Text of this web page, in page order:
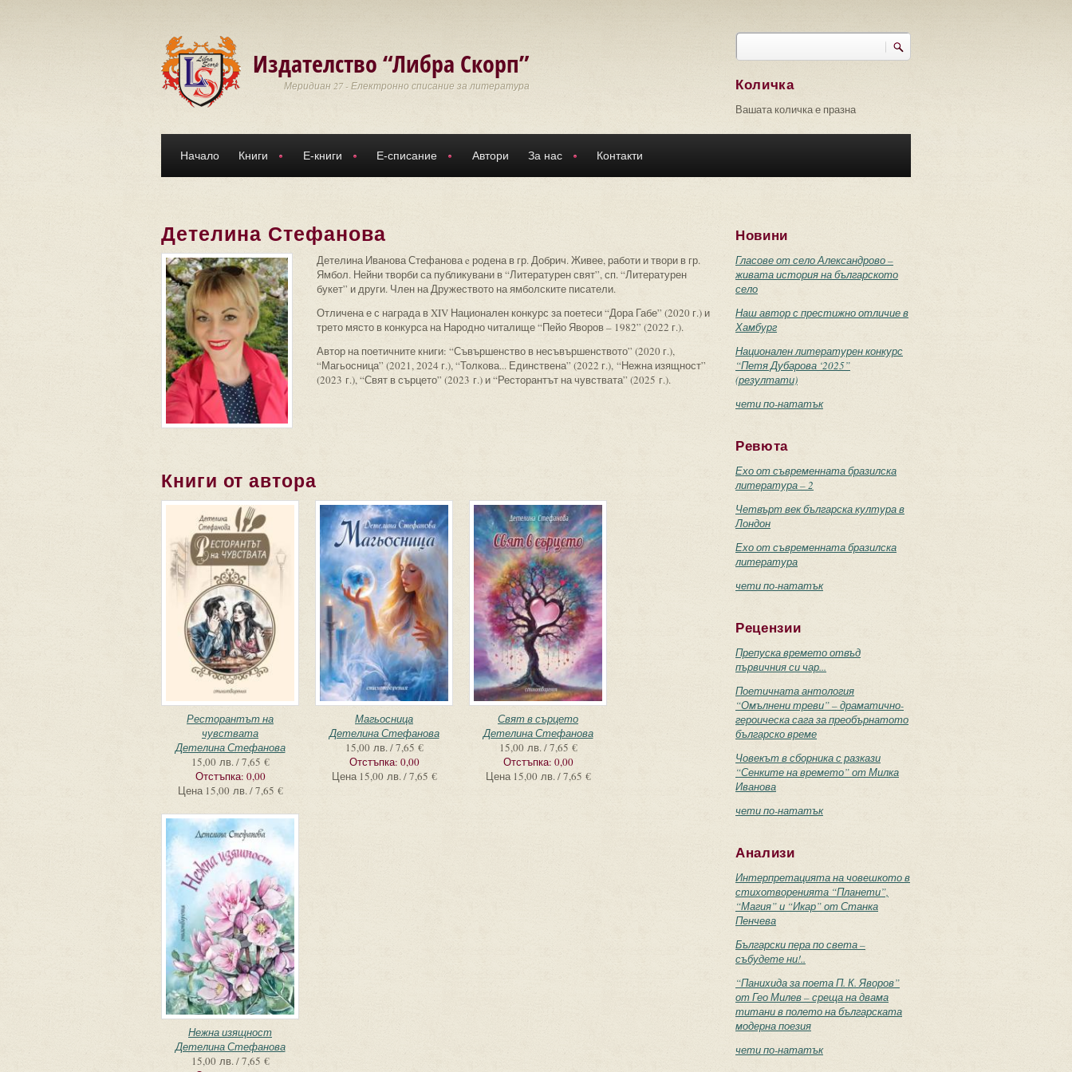
Издателство “Либра Скорп”
Меридиан 27 - Електронно списание за литература
Търси
Количка
Вашата количка е празна
Начало Книги Е-книги Е-списание Автори За нас Контакти
Детелина Стефанова
Детелина Иванова Стефанова e родена в гр. Добрич. Живее, работи и твори в гр.
Ямбол. Нейни творби са публикувани в “Литературен свят”, сп. “Литературен
букет” и други. Член на Дружеството на ямболските писатели.
Отличена е с награда в XIV Национален конкурс за поетеси “Дора Габе” (2020 г.) и
трето място в конкурса на Народно читалище “Пейо Яворов – 1982” (2022 г.).
Автор на поетичните книги: “Съвършенство в несъвършенството” (2020 г.),
“Магьосница” (2021, 2024 г.), “Толкова... Единствена” (2022 г.), “Нежна изящност”
(2023 г.), “Свят в сърцето” (2023 г.) и “Ресторантът на чувствата” (2025 г.).
Книги от автора
Ресторантът на
чувствата
Детелина Стефанова
15,00 лв. / 7,65 €
Отстъпка: 0,00
Цена 15,00 лв. / 7,65 €
Магьосница
Детелина Стефанова
15,00 лв. / 7,65 €
Отстъпка: 0,00
Цена 15,00 лв. / 7,65 €
Свят в сърцето
Детелина Стефанова
15,00 лв. / 7,65 €
Отстъпка: 0,00
Цена 15,00 лв. / 7,65 €
Нежна изящност
Детелина Стефанова
15,00 лв. / 7,65 €
Новини
Гласове от село Александрово –
живата история на българското
село
Наш автор с престижно отличие в
Хамбург
Национален литературен конкурс
“Петя Дубарова ‘2025”
(резултати)
чети по-нататък
Ревюта
Ехо от съвременната бразилска
литература – 2
Четвърт век българска култура в
Лондон
Ехо от съвременната бразилска
литература
чети по-нататък
Рецензии
Препуска времето отвъд
първичния си чар...
Поетичната антология
“Омълнени треви” – драматично-
героическа сага за преобърнатото
българско време
Човекът в сборника с разкази
“Сенките на времето” от Милка
Иванова
чети по-нататък
Анализи
Интерпретацията на човешкото в
стихотворенията “Планети”,
“Магия” и “Икар” от Станка
Пенчева
Български пера по света –
събудете ни!..
“Панихида за поета П. К. Яворов”
от Гео Милев – среща на двама
титани в полето на българската
модерна поезия
чети по-нататък